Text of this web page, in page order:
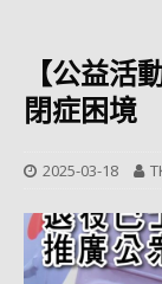
【公益活
閉症困境
2025-03-18